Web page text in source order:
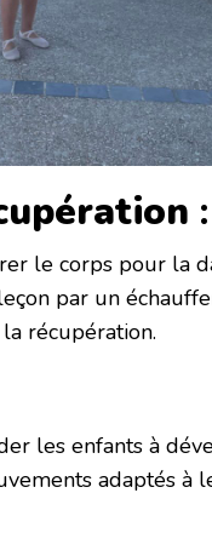
:
le corps pour la
par un
récupération.
les enfants à
adaptés à